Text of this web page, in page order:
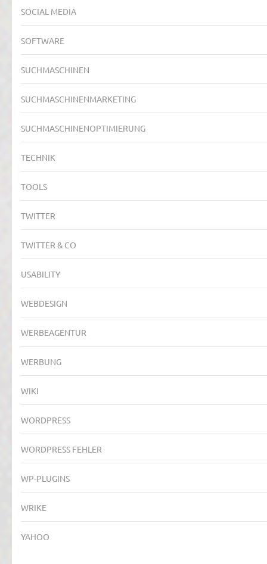
SOCIAL MEDIA
SOFTWARE
SUCHMASCHINEN
SUCHMASCHINENMARKETING
SUCHMASCHINENOPTIMIERUNG
TECHNIK
TOOLS
TWITTER
TWITTER & CO
USABILITY
WEBDESIGN
WERBEAGENTUR
WERBUNG
WIKI
WORDPRESS
WORDPRESS FEHLER
WP-PLUGINS
WRIKE
YAHOO